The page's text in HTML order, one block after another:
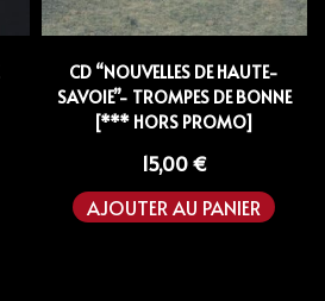
CD “NOUVELLES DE HAUTE-
SAVOIE”- TROMPES DE BONNE
[*** HORS PROMO]
15,00€
AJOUTER AU PANIER